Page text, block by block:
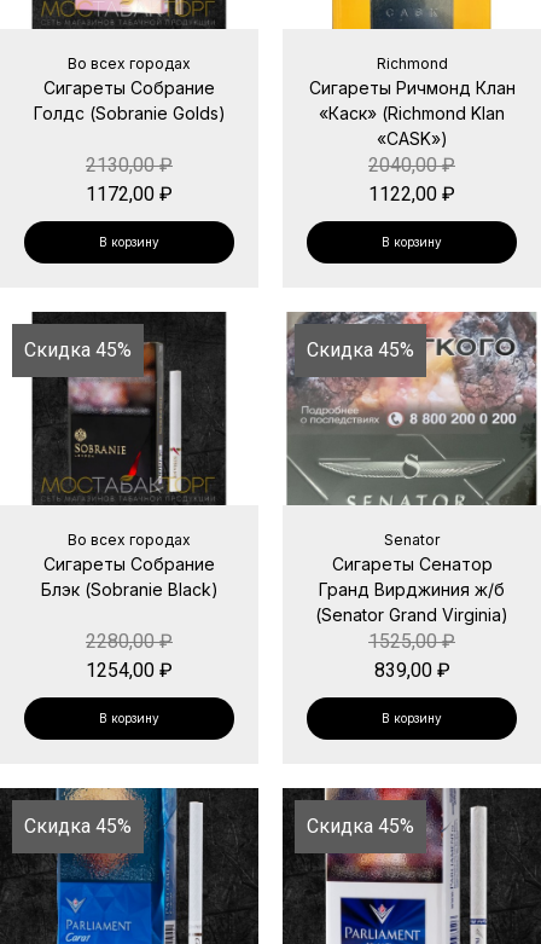
Во всех городах
Сигареты Собрание
Голдс (Sobranie Golds)
2130,00₽
1172,00 ₽
В корзину
Richmond
Сигареты Ричмонд Клан
«Каск» (Richmond Klan
«CASK»)
2040,00₽
1122,00 ₽
В корзину
Скидка 45%
Во всех городах
Сигареты Собрание
Блэк (Sobranie Black)
2280,00₽
1254,00 ₽
В корзину
Скидка 45%
Senator
Сигареты Сенатор
Гранд Вирджиния ж/б
(Senator Grand Virginia)
1525,00₽
839,00 ₽
В корзину
Скидка 45% Скидка 45%